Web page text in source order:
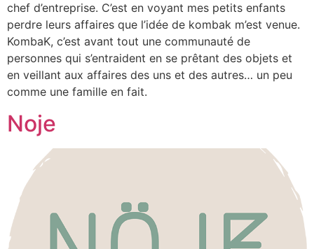
chef d’entreprise. C’est en voyant mes petits enfants
perdre leurs affaires que l’idée de kombak m’est venue.
KombaK, c’est avant tout une communauté de
personnes qui s’entraident en se prêtant des objets et
en veillant aux affaires des uns et des autres… un peu
comme une famille en fait.
Noje